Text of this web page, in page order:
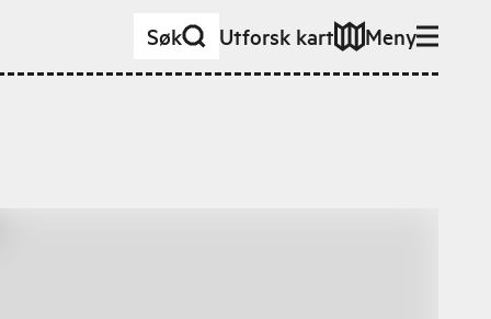
Søk Utforsk kart Meny